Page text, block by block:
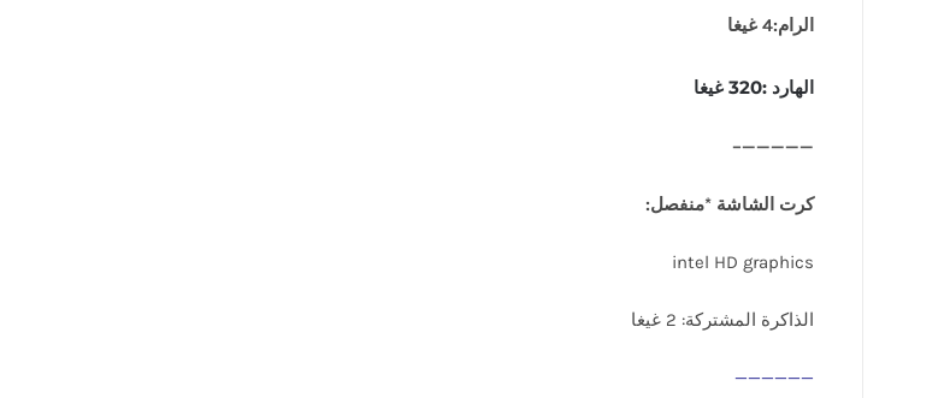
الرام:4 غيغا
الهارد :320 غيغا
—————–
كرت الشاشة *منفصل:
intel HD graphics
الذاكرة المشتركة: 2 غيغا
——————